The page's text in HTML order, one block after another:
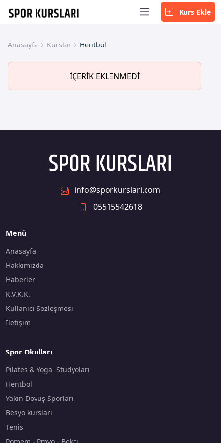
Kurs Ekle
Anasayfa Kurslar Hentbol
İÇERİK EKLENMEDİ
info@sporkurslari.com
05515542618
Menü
Anasayfa
Hakkımızda
Haberler
K.V.K.K.
Kullanıcı Sözleşmesi
İletişim
Spor Okulları
Pilates & Yoga Stüdyoları
Hentbol
Yakın Dövüş Sporları
Besyo kursları
Tenis